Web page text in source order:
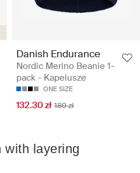
Danish Endurance
Nordic Merino Beanie 1-
pack - Kapelusze
ONE SIZE
132.30 zł 189 zł
with layering